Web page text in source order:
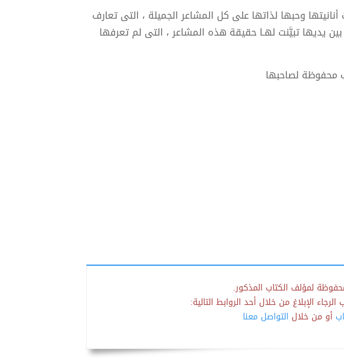
وحبها لذاتها على كل المشاعر الجميلة ، التى تعارف
بين يديها تبيَّنت لهـا حقيقة هذه المشاعر ، التى لم تعرفها
لصاحبها
لمؤلف الكتاب المذكور.
الإبلاغ من خلال أحد الروابط التالية:
أو من خلال التواصل معنا